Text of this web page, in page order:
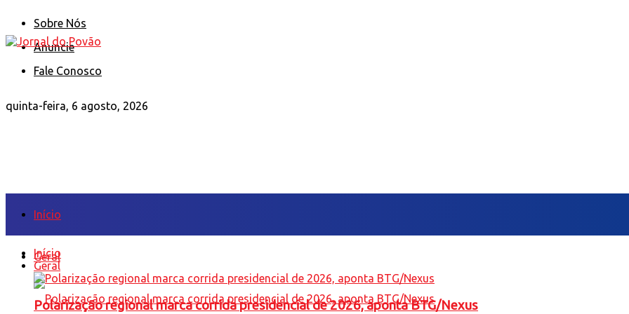
Sobre Nós
Anuncie
Fale Conosco
quinta-feira, 6 agosto, 2026
Início
Geral
Início
Geral
Polarização regional marca corrida presidencial de 2026, aponta BTG/Nexus